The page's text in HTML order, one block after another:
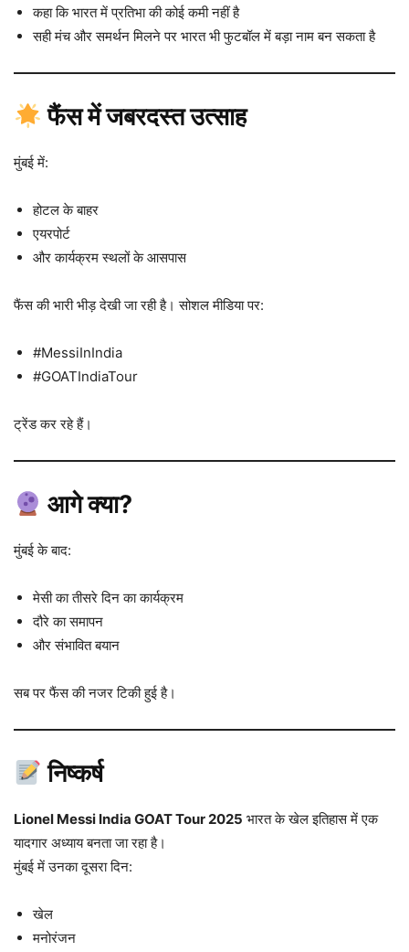
कहा कि भारत में प्रतिभा की कोई कमी नहीं है
सही मंच और समर्थन मिलने पर भारत भी फुटबॉल में बड़ा नाम बन सकता है
फैंस में जबरदस्त उत्साह
मुंबई में:
होटल के बाहर
एयरपोर्ट
और कार्यक्रम स्थलों के आसपास
फैंस की भारी भीड़ देखी जा रही है। सोशल मीडिया पर:
#MessiInIndia
#GOATIndiaTour
ट्रेंड कर रहे हैं।
आगे क्या?
मुंबई के बाद:
मेसी का तीसरे दिन का कार्यक्रम
दौरे का समापन
और संभावित बयान
सब पर फैंस की नजर टिकी हुई है।
निष्कर्ष
Lionel Messi India GOAT Tour 2025 भारत के खेल इतिहास में एक
यादगार अध्याय बनता जा रहा है।
मुंबई में उनका दूसरा दिन:
खेल
मनोरंजन